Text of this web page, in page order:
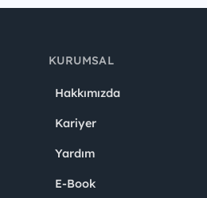
KURUMSAL
Hakkımızda
Kariyer
Yardım
E-Book